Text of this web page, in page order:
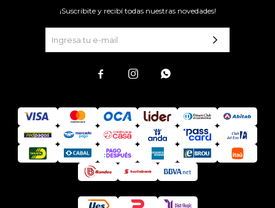
¡Suscribite y recibí todas nuestras novedades!
  